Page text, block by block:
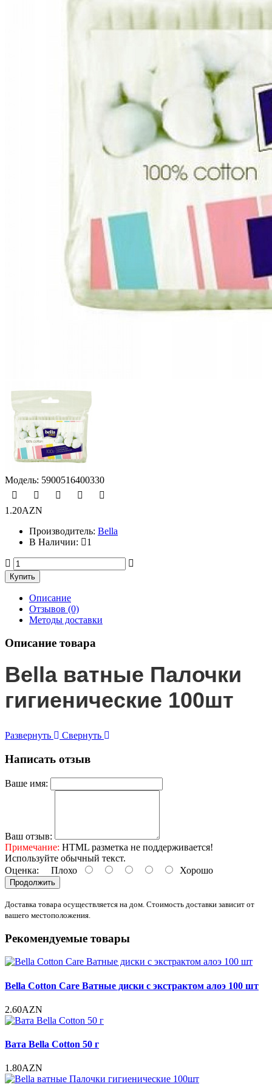
Модель: 5900516400330
1.20AZN
Производитель: Bella
В Наличии:
1
Описание
Отзывов (0)
Методы доставки
Описание товара
Bella ватные Палочки
гигиенические 100шт
Развернуть Свернуть
Написать отзыв
Ваше имя:
Ваш отзыв:
Примечание: HTML разметка не поддерживается!
Используйте обычный текст.
Оценка: Плохо Хорошо
Продолжить
Доставка товара осуществляется на дом. Стоимость доставки зависит от
вашего местоположения.
Рекомендуемые товары
Bella Cotton Care Ватные диски с экстрактом алоэ 100 шт
2.60AZN
Вата Bella Cotton 50 г
1.80AZN